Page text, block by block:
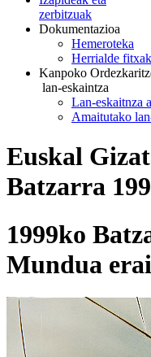
zerbitzuak
Dokumentazioa
Hemeroteka
Herrialde fitxak
Kanpoko
lan-eskaintza
Lan-eskaitnza
Amaitutako
Euskal
Batzarra
1999ko
Mundua